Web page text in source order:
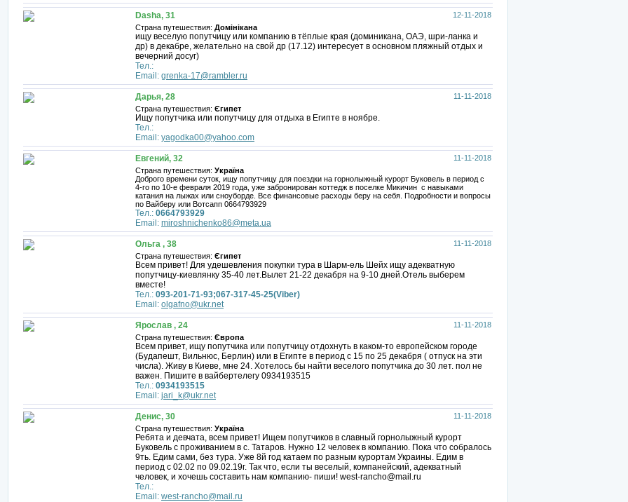
12-11-2018
Dasha, 31
Страна путешествия: Домінікана
ищу веселую попутчицу или компанию в тёплые края (доминикана, ОАЭ, шри-ланка и
др) в декабре, желательно на свой др (17.12) интересует в основном пляжный отдых и
вечерний досуг)
Тел.:
Email: grenka-17@rambler.ru
11-11-2018
Дарья, 28
Страна путешествия: Єгипет
Ищу попутчика или попутчицу для отдыха в Египте в ноябре.
Тел.:
Email: yagodka00@yahoo.com
11-11-2018
Евгений, 32
Страна путешествия: Україна
Доброго времени суток, ищу попутчицу для поездки на горнолыжный курорт Буковель в период с
4-го по 10-е февраля 2019 года, уже забронирован коттедж в поселке Микичин с навыками
катания на лыжах или сноуборде. Все финансовые расходы беру на себя. Подробности и вопросы
по Вайберу или Вотсапп 0664793929
Тел.: 0664793929
Email: miroshnichenko86@meta.ua
11-11-2018
Ольга , 38
Страна путешествия: Єгипет
Всем привет! Для удешевления покупки тура в Шарм-ель Шейх ищу адекватную
попутчицу-киевлянку 35-40 лет.Вылет 21-22 декабря на 9-10 дней.Отель выберем
вместе!
Тел.: 093-201-71-93;067-317-45-25(Viber)
Email: olgafno@ukr.net
11-11-2018
Ярослав , 24
Страна путешествия: Європа
Всем привет, ищу попутчика или попутчицу отдохнуть в каком-то европейском городе
(Будапешт, Вильнюс, Берлин) или в Египте в период с 15 по 25 декабря ( отпуск на эти
числа). Живу в Киеве, мне 24. Хотелось бы найти веселого попутчика до 30 лет. пол не
важен. Пишите в вайбертелегу 0934193515
Тел.: 0934193515
Email: jari_k@ukr.net
11-11-2018
Денис, 30
Страна путешествия: Україна
Ребята и девчата, всем привет! Ищем попутчиков в славный горнолыжный курорт
Буковель с проживанием в с. Татаров. Нужно 12 человек в компанию. Пока что собралось
9ть. Едим сами, без тура. Уже 8й год катаем по разным курортам Украины. Едим в
период с 02.02 по 09.02.19г. Так что, если ты веселый, компанейский, адекватный
человек, и хочешь составить нам компанию- пиши! west-rancho@mail.ru
Тел.:
Email: west-rancho@mail.ru